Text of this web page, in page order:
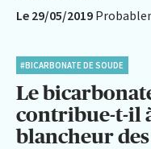
Le 29/05/2019
#BICARBONATE DE SOUDE
Le
contribue-t-il
blancheur des